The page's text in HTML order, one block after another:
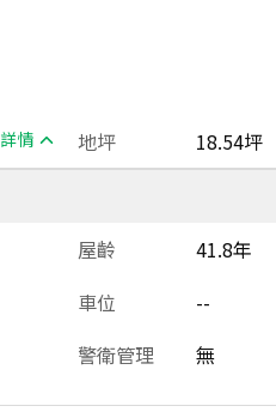
詳情 地坪
18.54坪
屋齡
41.8年
車位
--
警衛管理 無